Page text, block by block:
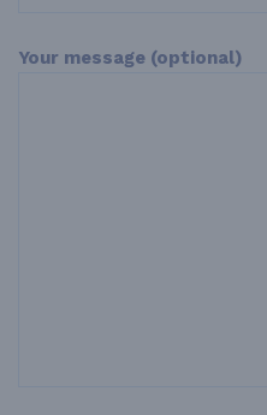
Your message (optional)